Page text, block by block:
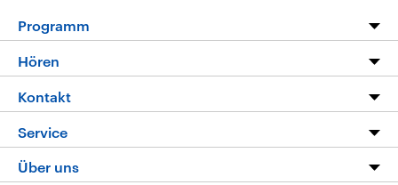
Programm
Die Nachrichten
Nachrichtenleicht
Neue Beiträge auf dlf.de
Hören
Livestream
Podcasts
Deutschlandfunk App
Kontakt
Service
FAQ
Über uns